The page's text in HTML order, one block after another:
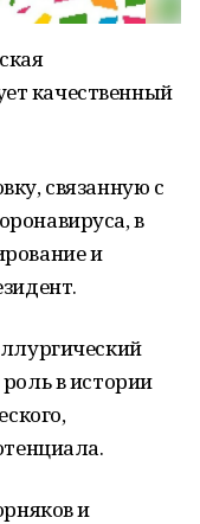
качественный
связанную с
в
и
в истории
и